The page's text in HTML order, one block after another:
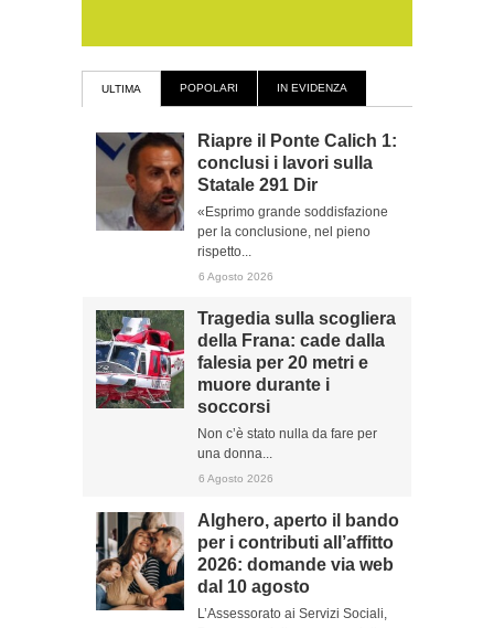
ULTIMA POPOLARI IN EVIDENZA
Riapre il Ponte Calich 1:
conclusi i lavori sulla
Statale 291 Dir
«Esprimo grande soddisfazione
per la conclusione, nel pieno
rispetto...
6 Agosto 2026
Tragedia sulla scogliera
della Frana: cade dalla
falesia per 20 metri e
muore durante i
soccorsi
Non c’è stato nulla da fare per
una donna...
6 Agosto 2026
Alghero, aperto il bando
per i contributi all’affitto
2026: domande via web
dal 10 agosto
L’Assessorato ai Servizi Sociali,